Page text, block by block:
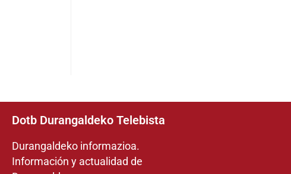
Dotb Durangaldeko Telebista
Durangaldeko informazioa.
Información y actualidad de